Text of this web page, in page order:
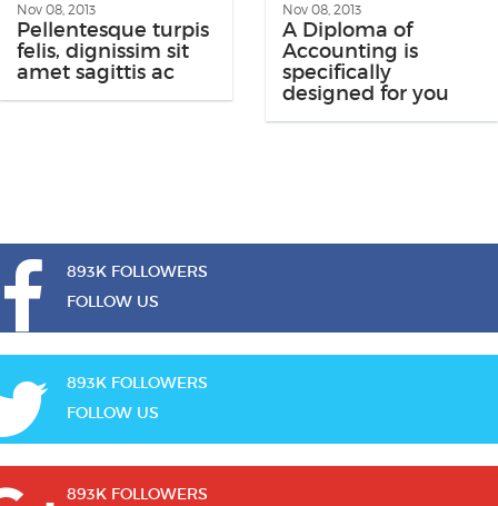
Nov 08, 2013
Pellentesque turpis
felis, dignissim sit
amet sagittis ac
Nov 08, 2013
A Diploma of
Accounting is
specifically
designed for you
893K FOLLOWERS
FOLLOW US
893K FOLLOWERS
FOLLOW US
893K FOLLOWERS